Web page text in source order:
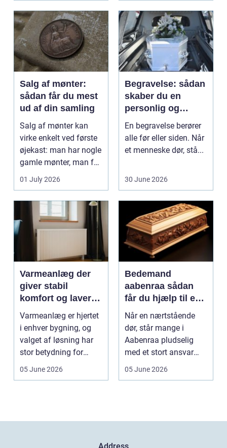
beh...
Salg af mønter:
sådan får du mest
ud af din samling
Salg af mønter kan
virke enkelt ved første
øjekast: man har nogle
gamle mønter, man får
dem vurderet...
01 July 2026
Begravelse: sådan
skaber du en
personlig og
respektfuld afsked
En begravelse berører
alle før eller siden. Når
et menneske dør, stå...
30 June 2026
Varmeanlæg der
giver stabil
komfort og lavere
energiregning
Varmeanlæg er hjertet
i enhver bygning, og
valget af løsning har
stor betydning for
b&a...
05 June 2026
Bedemand
aabenraa sådan
får du hjælp til en
værdig afsked
Når en nærtstående
dør, står mange i
Aabenraa pludselig
med et stort ansvar
midt i sorgen.
05 June 2026